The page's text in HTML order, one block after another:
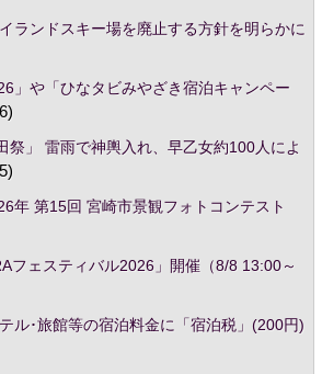
ランドスキー場を廃止する方針を明らかに
」や「ひなタビみやざき宿泊キャンペー
祭」 雷雨で神輿入れ、早乙女約100人によ
年 第15回 宮崎市景観フォトコンテスト
フェスティバル2026」開催（8/8 13:00～
ル･旅館等の宿泊料金に「宿泊税」(200円)